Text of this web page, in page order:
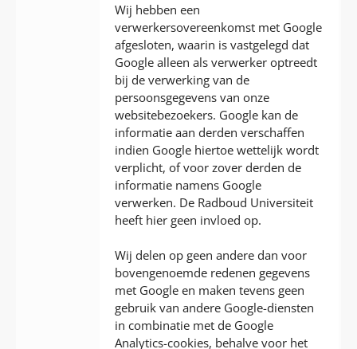
Wij hebben een
verwerkersovereenkomst met Google
afgesloten, waarin is vastgelegd dat
Google alleen als verwerker optreedt
bij de verwerking van de
persoonsgegevens van onze
websitebezoekers. Google kan de
informatie aan derden verschaffen
indien Google hiertoe wettelijk wordt
verplicht, of voor zover derden de
informatie namens Google
verwerken. De Radboud Universiteit
heeft hier geen invloed op.
Wij delen op geen andere dan voor
bovengenoemde redenen gegevens
met Google en maken tevens geen
gebruik van andere Google-diensten
in combinatie met de Google
Analytics-cookies, behalve voor het